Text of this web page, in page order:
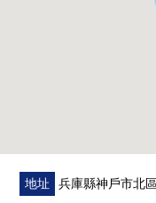
地址 兵庫縣神戶市北